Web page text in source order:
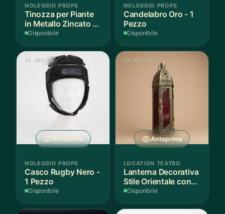
NOLEGGIO PROPS
Tinozza per Piante
in Metallo Zincato -
3 Pezzi
Disponibile
NOLEGGIO PROPS
Candelabro Oro - 1
Pezzo
Disponibile
Anteprima
GI 002-28
NOLEGGIO PROPS
Casco Rugby Nero -
1 Pezzo
Disponibile
Anteprima
CA 003-01
LOCATION TEATRO
Lanterna Decorativa
Stile Orientale con
Vetri Rossi
Disponibile